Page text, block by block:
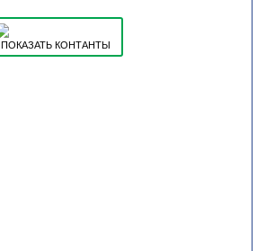
ПОКАЗАТЬ КОНТАНТЫ